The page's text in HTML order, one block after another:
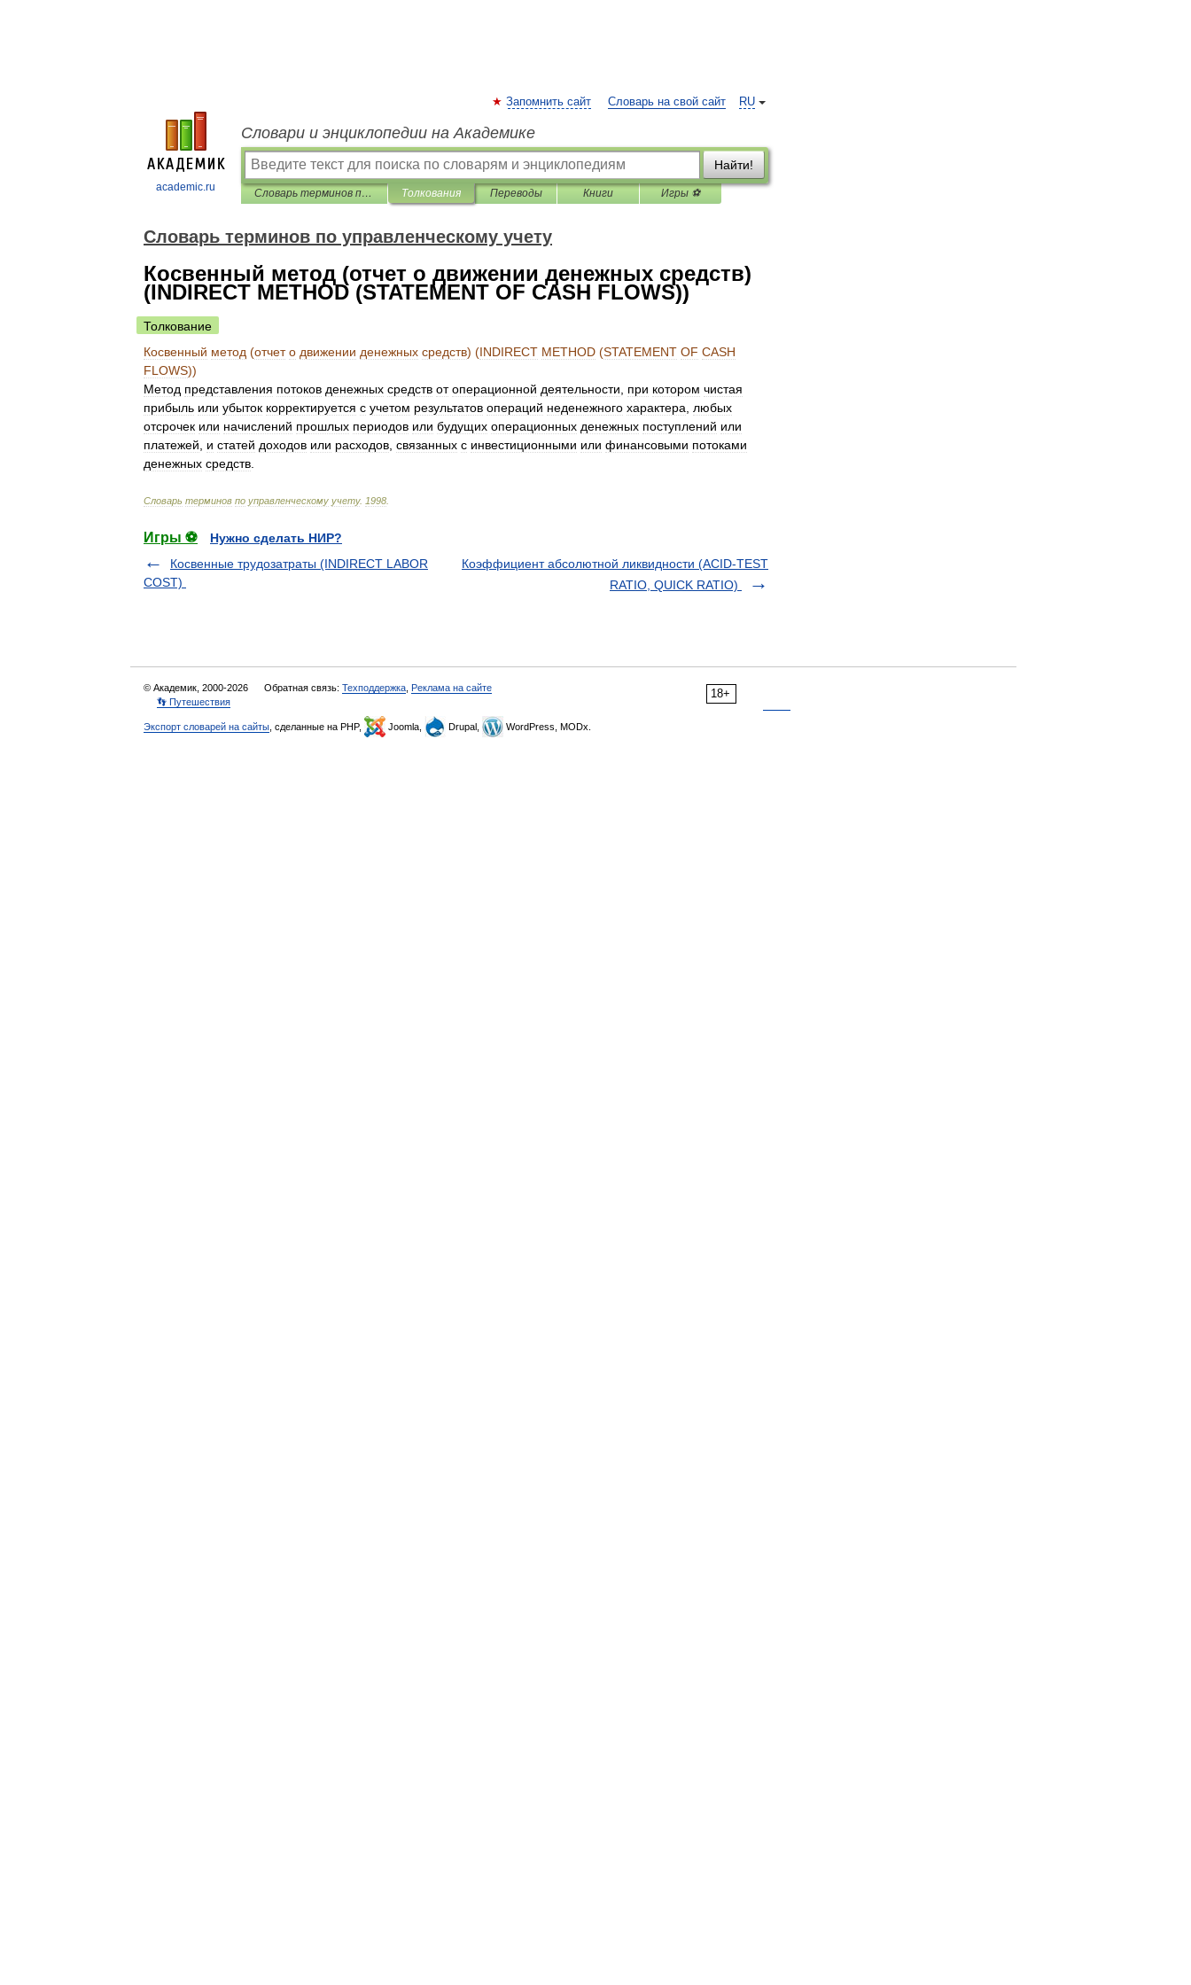
academic.ru
RU
Запомнить сайт Словарь на свой сайт
Словари и энциклопедии на Академике
Найти!
Словарь терминов по управленческому учету Толкования Переводы Книги Игры ⚽
Словарь терминов по управленческому учету
Косвенный метод (отчет о движении денежных средств)
(INDIRECT METHOD (STATEMENT OF CASH FLOWS))
Толкование
Косвенный метод (отчет о движении денежных средств) (INDIRECT METHOD (STATEMENT OF CASH
FLOWS))
Метод представления потоков денежных средств от операционной деятельности при котором чистая
прибыль или убыток корректируется с учетом результатов операций неденежного характера
любых
отсрочек или начислений прошлых периодов или будущих операционных денежных поступлений или
платежей
и статей доходов или расходов связанных с инвестиционными или финансовыми потоками
денежных средств
Словарь терминов по управленческому учету. 1998
Игры ⚽
Нужно сделать НИР?
Косвенные трудозатраты (INDIRECT LABOR
COST)
Коэффициент абсолютной ликвидности (ACID-TEST
RATIO, QUICK RATIO)
18+
© Академик, 2000-2026 Обратная связь: Техподдержка Реклама на сайте
👣 Путешествия
Экспорт словарей на сайты , сделанные на PHP, Joomla, Drupal, WordPress, MODx.